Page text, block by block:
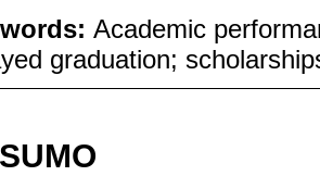
Academic
graduation;